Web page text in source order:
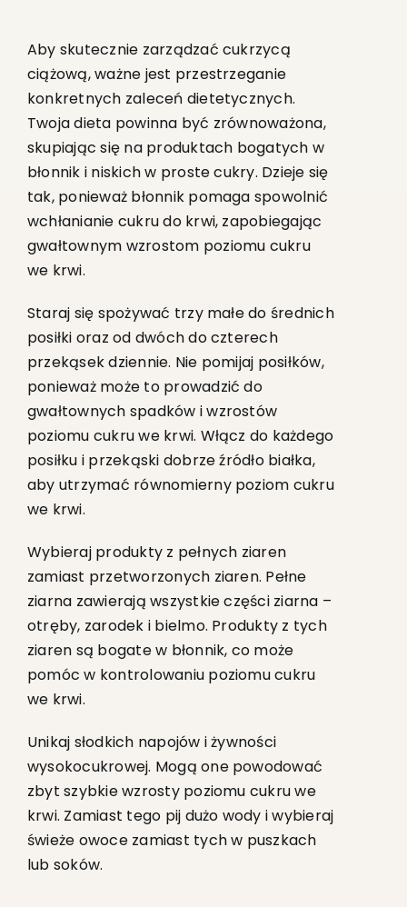
Aby skutecznie zarządzać cukrzycą
ciążową, ważne jest przestrzeganie
konkretnych zaleceń dietetycznych.
Twoja dieta powinna być zrównoważona,
skupiając się na produktach bogatych w
błonnik i niskich w proste cukry. Dzieje się
tak, ponieważ błonnik pomaga spowolnić
wchłanianie cukru do krwi, zapobiegając
gwałtownym wzrostom poziomu cukru
we krwi.
Staraj się spożywać trzy małe do średnich
posiłki oraz od dwóch do czterech
przekąsek dziennie. Nie pomijaj posiłków,
ponieważ może to prowadzić do
gwałtownych spadków i wzrostów
poziomu cukru we krwi. Włącz do każdego
posiłku i przekąski dobrze źródło białka,
aby utrzymać równomierny poziom cukru
we krwi.
Wybieraj produkty z pełnych ziaren
zamiast przetworzonych ziaren. Pełne
ziarna zawierają wszystkie części ziarna –
otręby, zarodek i bielmo. Produkty z tych
ziaren są bogate w błonnik, co może
pomóc w kontrolowaniu poziomu cukru
we krwi.
Unikaj słodkich napojów i żywności
wysokocukrowej. Mogą one powodować
zbyt szybkie wzrosty poziomu cukru we
krwi. Zamiast tego pij dużo wody i wybieraj
świeże owoce zamiast tych w puszkach
lub soków.